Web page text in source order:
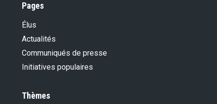
Pages
Élus
Actualités
Communiqués de presse
Initiatives populaires
Thèmes